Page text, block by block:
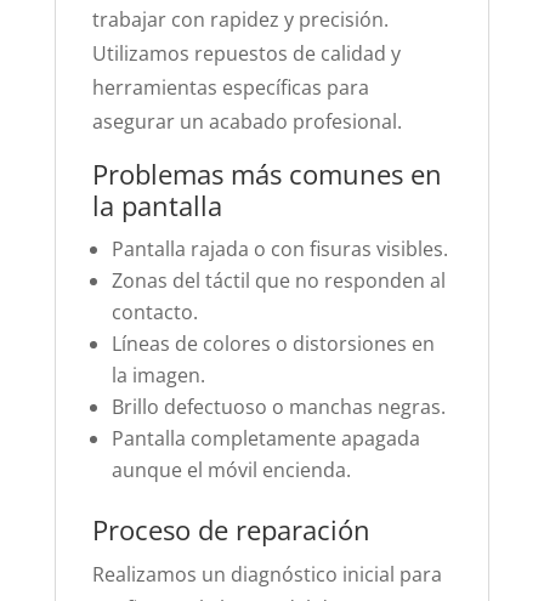
trabajar con rapidez y precisión.
Utilizamos repuestos de calidad y
herramientas específicas para
asegurar un acabado profesional.
Problemas más comunes en
la pantalla
Pantalla rajada o con fisuras visibles.
Zonas del táctil que no responden al
contacto.
Líneas de colores o distorsiones en
la imagen.
Brillo defectuoso o manchas negras.
Pantalla completamente apagada
aunque el móvil encienda.
Proceso de reparación
Realizamos un diagnóstico inicial para